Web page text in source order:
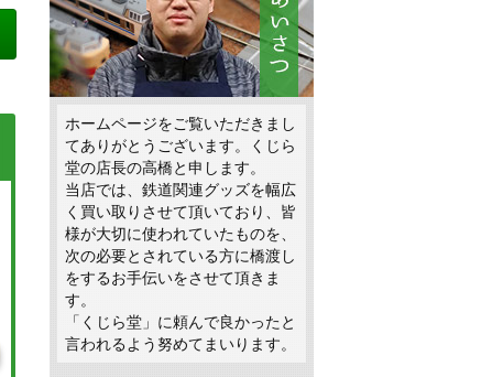
ホームページをご覧いただきまし
てありがとうございます。くじら
堂の店長の高橋と申します。
当店では、鉄道関連グッズを幅広
く買い取りさせて頂いており、皆
様が大切に使われていたものを、
次の必要とされている方に橋渡し
をするお手伝いをさせて頂きま
す。
「くじら堂」に頼んで良かったと
言われるよう努めてまいります。